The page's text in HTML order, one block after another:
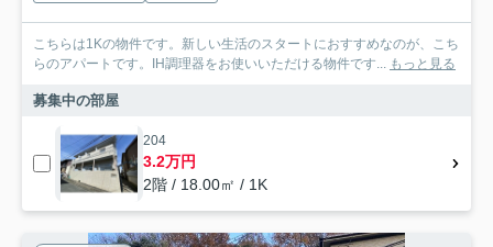
こちらは1Kの物件です。新しい生活のスタートにおすすめなのが、こち
らのアパートです。IH調理器をお使いいただける物件です... もっと見る
募集中の部屋
204
3.2万円
2階 / 18.00㎡ / 1K